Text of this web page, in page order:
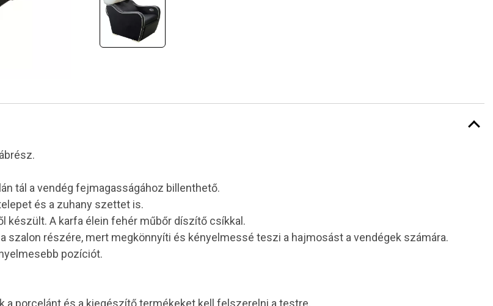
tál a vendég fejmagasságához billenthető.
és a zuhany szettet is.
készült. A karfa élein fehér műbőr díszítő csíkkal.
részére, mert megkönnyíti és kényelmessé teszi a hajmosást a vendégek számára.
pozíciót.
porcelánt és a kiegészítő termékeket kell felszerelni a testre.